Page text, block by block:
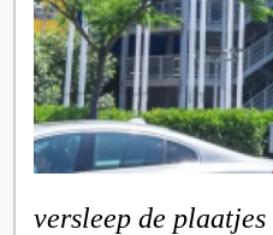
versleep de